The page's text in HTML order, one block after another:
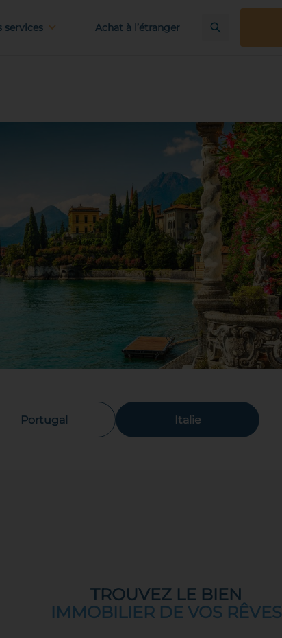
services Achat à l’étranger
Portugal Italie
TROUVEZ LE BIEN
IMMOBILIER DE VOS RÊVES